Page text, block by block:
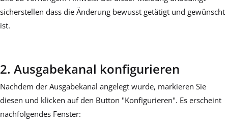
sicherstellen dass die Änderung bewusst getätigt und gewünscht
ist.
2. Ausgabekanal konfigurieren
Nachdem der Ausgabekanal angelegt wurde, markieren Sie
diesen und klicken auf den Button "Konfigurieren". Es erscheint
nachfolgendes Fenster: